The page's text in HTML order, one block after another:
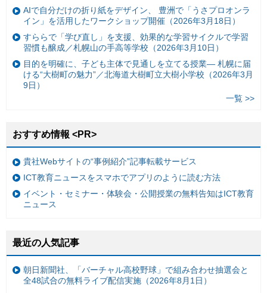
AIで自分だけの折り紙をデザイン、 豊洲で「うさプロオンラ
イン」を活用したワークショップ開催（2026年3月18日）
すららで「学び直し」を支援、効果的な学習サイクルで学習
習慣も醸成／札幌山の手高等学校（2026年3月10日）
目的を明確に、子ども主体で見通しを立てる授業— 札幌に届
ける“大樹町の魅力”／北海道大樹町立大樹小学校（2026年3月
9日）
一覧 >>
おすすめ情報 <PR>
貴社Webサイトの“事例紹介”記事転載サービス
ICT教育ニュースをスマホでアプリのように読む方法
イベント・セミナー・体験会・公開授業の無料告知はICT教育
ニュース
最近の人気記事
朝日新聞社、「バーチャル高校野球」で組み合わせ抽選会と
全48試合の無料ライブ配信実施（2026年8月1日）